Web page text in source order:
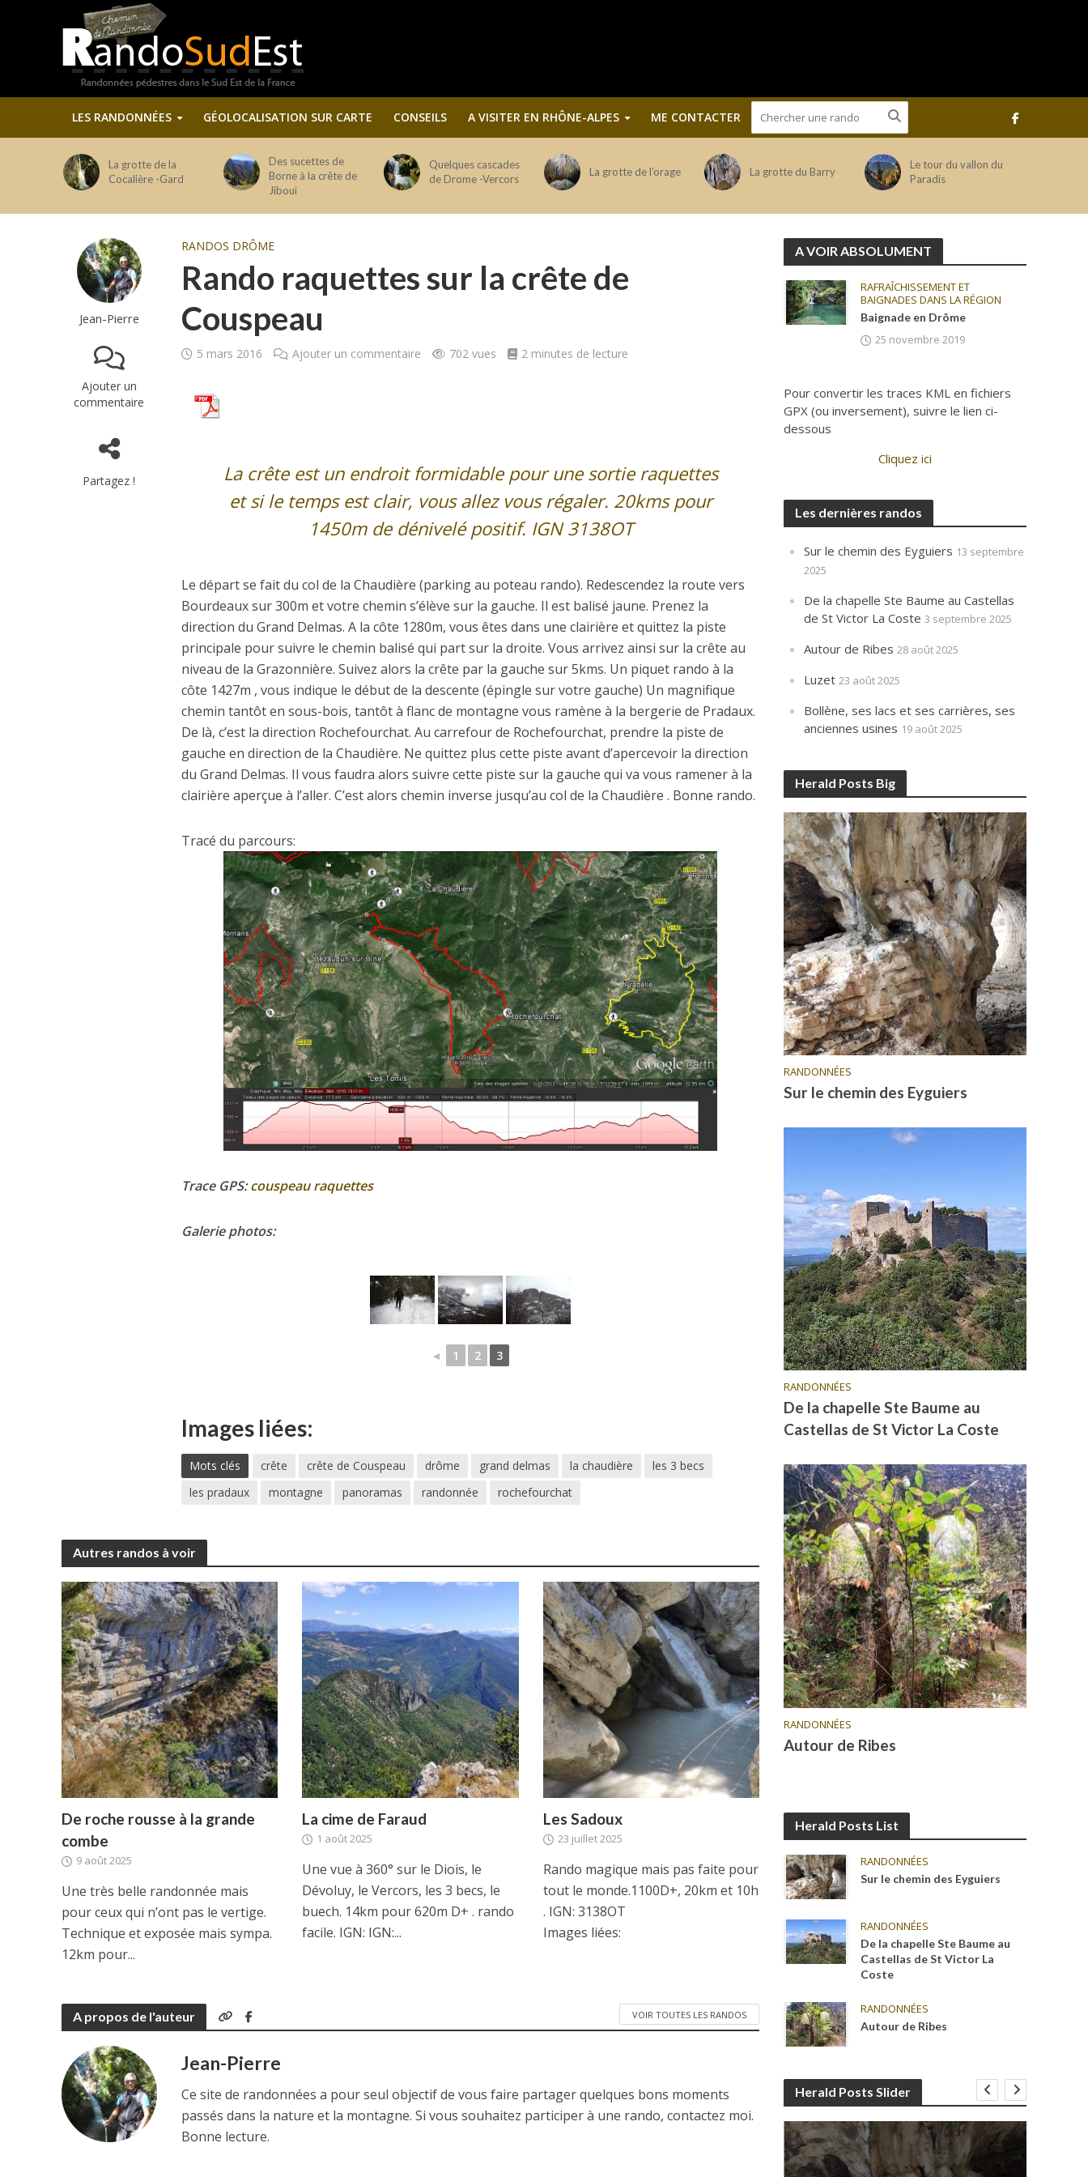
LES RANDONNÉES GÉOLOCALISATION SUR CARTE CONSEILS A VISITER EN RHÔNE-ALPES ME CONTACTER
La grotte de la
Cocalière -Gard
Des sucettes de
Borne à la crête de
Jiboui
Quelques cascades
de Drome -Vercors
La grotte de l’orage La grotte du Barry
Le tour du vallon du
Paradis
Jean-Pierre
Ajouter un
commentaire
Partagez !
RANDOS DRÔME
Rando raquettes sur la crête de
Couspeau
5 mars 2016 Ajouter un commentaire 702 vues 2 minutes de lecture
La crête est un endroit formidable pour une sortie raquettes
et si le temps est clair, vous allez vous régaler. 20kms pour
1450m de dénivelé positif. IGN 3138OT
Le départ se fait du col de la Chaudière (parking au poteau rando). Redescendez la route vers
Bourdeaux sur 300m et votre chemin s’élève sur la gauche. Il est balisé jaune. Prenez la
direction du Grand Delmas. A la côte 1280m, vous êtes dans une clairière et quittez la piste
principale pour suivre le chemin balisé qui part sur la droite. Vous arrivez ainsi sur la crête au
niveau de la Grazonnière. Suivez alors la crête par la gauche sur 5kms. Un piquet rando à la
côte 1427m , vous indique le début de la descente (épingle sur votre gauche) Un magnifique
chemin tantôt en sous-bois, tantôt à flanc de montagne vous ramène à la bergerie de Pradaux.
De là, c’est la direction Rochefourchat. Au carrefour de Rochefourchat, prendre la piste de
gauche en direction de la Chaudière. Ne quittez plus cette piste avant d’apercevoir la direction
du Grand Delmas. Il vous faudra alors suivre cette piste sur la gauche qui va vous ramener à la
clairière aperçue à l’aller. C’est alors chemin inverse jusqu’au col de la Chaudière . Bonne rando.
Tracé du parcours:
Trace GPS:couspeau raquettes
Galerie photos:
◄ 1 2 3
Images liées:
Mots clés crête crête de Couspeau drôme grand delmas la chaudière
les 3 becs
les pradaux
montagne panoramas randonnée rochefourchat
Autres randos à voir
De roche rousse à la grande
combe
9 août 2025
Une très belle randonnée mais
pour ceux qui n’ont pas le vertige.
Technique et exposée mais sympa.
12km pour...
La cime de Faraud
1 août 2025
Une vue à 360° sur le Diois, le
Dévoluy, le Vercors, les 3 becs, le
buech. 14km pour 620m D+ . rando
facile. IGN: IGN:...
Les Sadoux
23 juillet 2025
Rando magique mais pas faite pour
tout le monde.1100D+, 20km et 10h
. IGN: 3138OT
Images liées:
A propos de l'auteur VOIR TOUTES LES RANDOS
Jean-Pierre
Ce site de randonnées a pour seul objectif de vous faire partager quelques bons moments
passés dans la nature et la montagne. Si vous souhaitez participer à une rando, contactez moi.
Bonne lecture.
A VOIR ABSOLUMENT
RAFRAÎCHISSEMENT ET
BAIGNADES DANS LA RÉGION
Baignade en Drôme
25 novembre 2019
Pour convertir les traces KML en fichiers
GPX (ou inversement), suivre le lien ci-
dessous
Cliquez ici
Les dernières randos
Sur le chemin des Eyguiers 13 septembre
2025
De la chapelle Ste Baume au Castellas
de St Victor La Coste 3 septembre 2025
Autour de Ribes 28 août 2025
Luzet 23 août 2025
Bollène, ses lacs et ses carrières, ses
anciennes usines 19 août 2025
Herald Posts Big
RANDONNÉES
Sur le chemin des Eyguiers
RANDONNÉES
De la chapelle Ste Baume au
Castellas de St Victor La Coste
RANDONNÉES
Autour de Ribes
Herald Posts List
RANDONNÉES
Sur le chemin des Eyguiers
RANDONNÉES
De la chapelle Ste Baume au
Castellas de St Victor La
Coste
RANDONNÉES
Autour de Ribes
Herald Posts Slider